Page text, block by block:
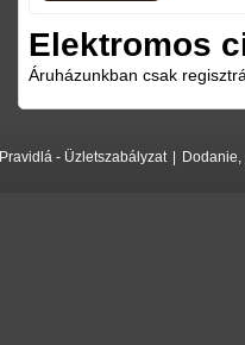
Elektromos
Áruházunkban csak
Pravidlá - Üzletszabályzat